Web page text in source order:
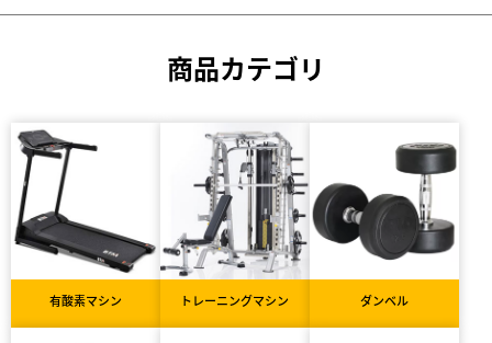
商品カテゴリ
有酸素マシン トレーニングマシン ダンベル